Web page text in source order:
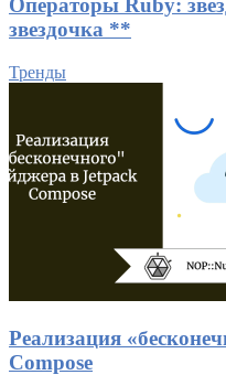
Операторы Ruby:
звездочка **
Тренды
Реализация
Compose